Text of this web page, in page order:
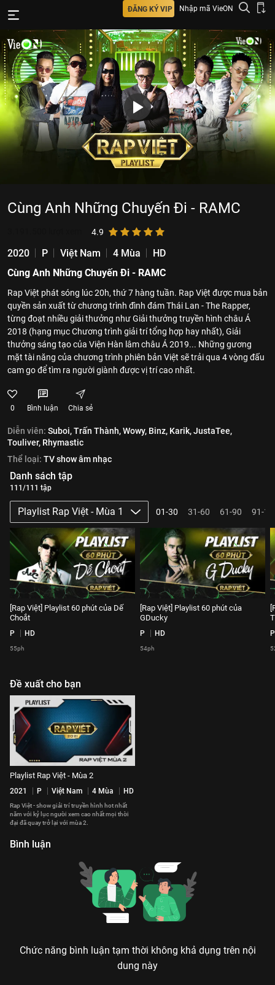
ĐĂNG KÝ VIP Nhập mã VieON
Cùng Anh Những Chuyến Đi - RAMC
4.9
2020 P Việt Nam 4 Mùa
HD
Cùng Anh Những Chuyến Đi - RAMC
Rap Việt phát sóng lúc 20h, thứ 7 hàng tuần. Rap Việt được mua bản
quyền sản xuất từ chương trình đình đám Thái Lan - The Rapper,
từng đoạt nhiều giải thưởng như Giải thưởng truyền hình châu Á
2018 (hạng mục Chương trình giải trí tổng hợp hay nhất), Giải
thưởng sáng tạo của Viện Hàn lâm châu Á 2019... Những gương
mặt tài năng của chương trình phiên bản Việt sẽ trải qua 4 vòng đấu
cam go để tìm ra người giành được vị trí cao nhất.
0 Bình luận Chia sẻ
Diễn viên: Suboi,Trấn Thành,Wowy, Binz, Karik,JustaTee,
Touliver, Rhymastic
Thể loại: TV show âm nhạc
Danh sách tập
111/111 tập
Playlist Rap Việt - Mùa 1 01-30 31-60 61-90 91-
[Rap Việt] Playlist 60 phút của Dế
Choắt
P HD
55ph
[Rap Việt] Playlist 60 phút của
GDucky
P HD
54ph
P
Đề xuất cho bạn
Playlist Rap Việt - Mùa 2
2021 P Việt Nam 4 Mùa HD
Rap Việt - show giải trí truyền hình hot nhất
năm với kỷ lục người xem cao nhất mọi thời
đại đã quay trở lại với mùa 2.
Bình luận
Chức năng bình luận tạm thời không khả dụng trên nội
dung này